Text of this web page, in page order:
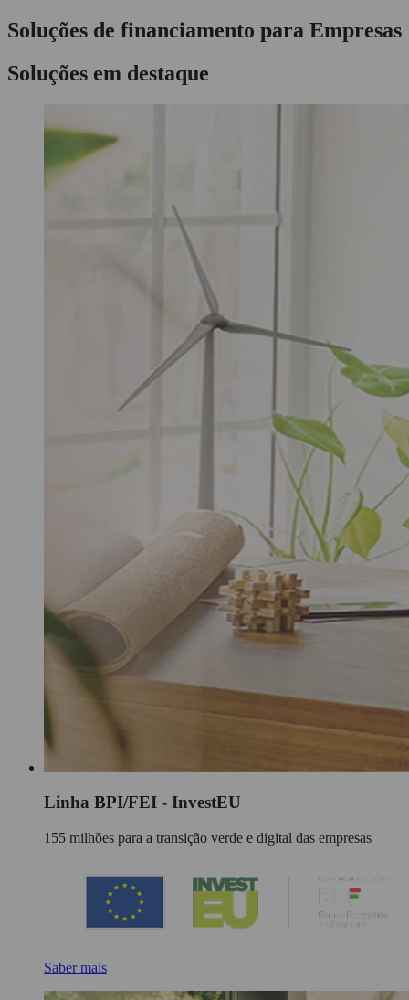
Soluções de financiamento para Empresas
Soluções em destaque
Linha BPI/FEI - InvestEU
155 milhões para a transição verde e digital das empresas
Saber mais